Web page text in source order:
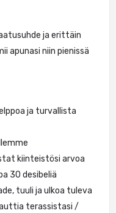
ja erittäin
apunasi niin pienissä
ja turvallista
kiinteistösi arvoa
30 desibeliä
tuuli ja ulkoa tuleva
terassistasi /